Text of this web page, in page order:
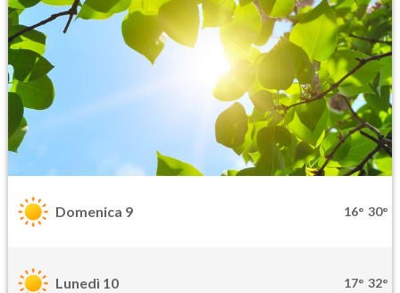
Domenica 9 16° 30°
Lunedì 10 17° 32°